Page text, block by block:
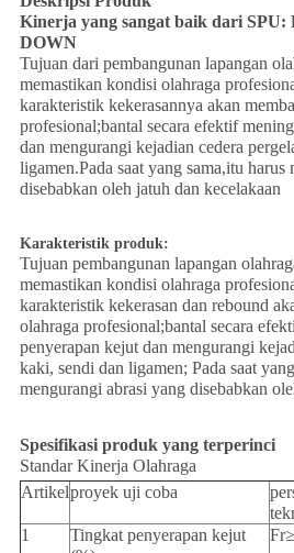
Kinerja yang sangat baik dari
DOWN
Tujuan dari pembangunan lapangan
memastikan kondisi olahraga
karakteristik kekerasannya akan
profesional;bantal secara efektif
dan mengurangi kejadian cedera
ligamen.Pada saat yang sama,itu
disebabkan oleh jatuh dan kecelakaan
Karakteristik produk:
Tujuan pembangunan lapangan
memastikan kondisi olahraga
karakteristik kekerasan dan rebound
olahraga profesional;bantal secara
penyerapan kejut dan mengurangi
kaki, sendi dan ligamen; Pada saat
mengurangi abrasi yang disebabkan
Spesifikasi produk yang terperinci
Standar Kinerja Olahraga
Artikelproyek uji coba
1
Tingkat penyerapan kejut